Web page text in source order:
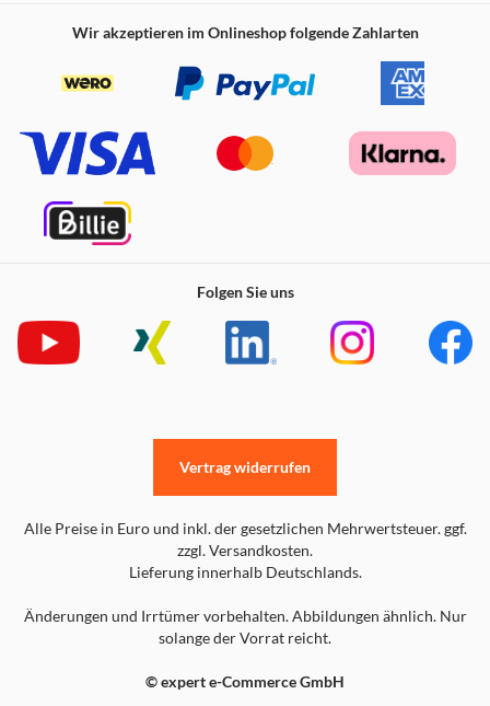
Wir akzeptieren im Onlineshop folgende Zahlarten
Folgen Sie uns
Alle Preise in Euro und inkl. der gesetzlichen Mehrwertsteuer. ggf.
zzgl. Versandkosten.
Lieferung innerhalb Deutschlands.
Änderungen und Irrtümer vorbehalten. Abbildungen ähnlich. Nur
solange der Vorrat reicht.
© expert e-Commerce GmbH
Vertrag widerrufen